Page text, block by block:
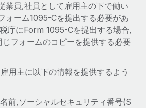
フローにシームレスに統合する
ム
事の基本機能を内蔵
のアジャイルなグローバルHR・給与処理ソ
ット
た人事ソリューションでチームを拡大する
ーバルHR
ド
業員,社員として雇用主の下で働い
ォーム1095-Cを提出する必要があ
庁にForm 1095-Cを提出する場合,
フォームのコピーを提供する必要
用主に以下の情報を提供するよう
前,ソーシャルセキュリティ番号(S